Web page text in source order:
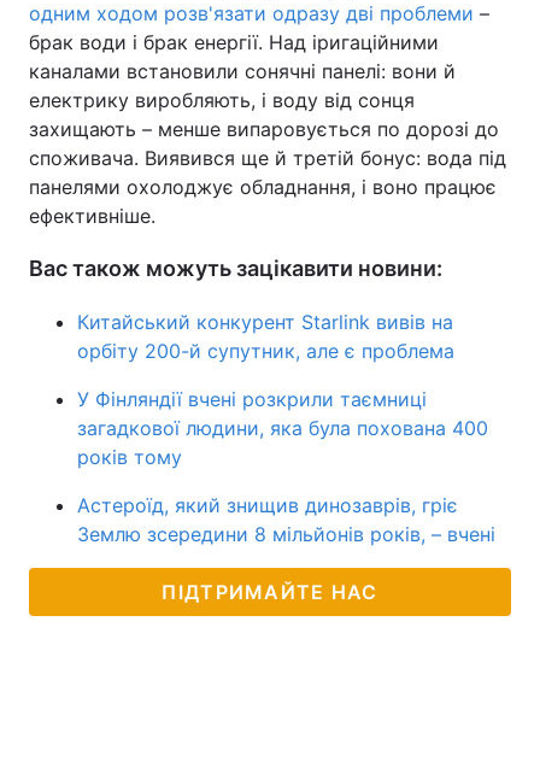
одним ходом розв'язати одразу дві проблеми –
брак води і брак енергії. Над іригаційними
каналами встановили сонячні панелі: вони й
електрику виробляють, і воду від сонця
захищають – менше випаровується по дорозі до
споживача. Виявився ще й третій бонус: вода під
панелями охолоджує обладнання, і воно працює
ефективніше.
Вас також можуть зацікавити новини:
Китайський конкурент Starlink вивів на
орбіту 200-й супутник, але є проблема
У Фінляндії вчені розкрили таємниці
загадкової людини, яка була похована 400
років тому
Астероїд, який знищив динозаврів, гріє
Землю зсередини 8 мільйонів років, – вчені
ПІДТРИМАЙТЕ НАС